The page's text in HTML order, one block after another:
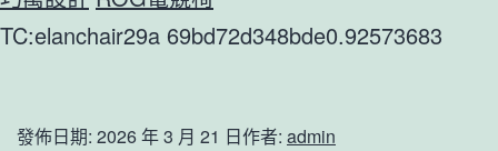
TC:elanchair29a 69bd72d348bde0.92573683
發佈日期: 2026 年 3 月 21 日作者: admin